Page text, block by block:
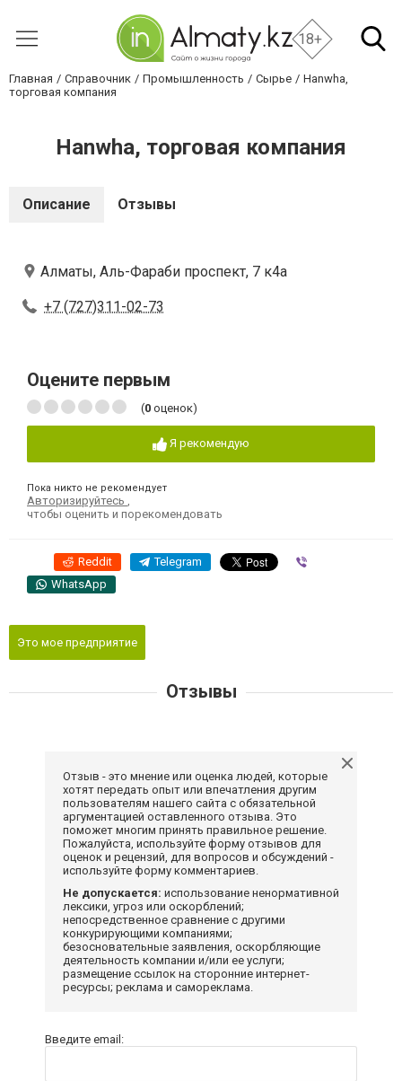
18+
Главная Справочник Промышленность Сырье
Hanwha,
торговая компания
Hanwha, торговая компания
Описание Отзывы
Алматы, Аль-Фараби проспект, 7 к4а
+7 (727)311-02-73
Оцените первым
(0 оценок)
Я рекомендую
Пока никто не рекомендует
Авторизируйтесь
чтобы оценить и порекомендовать
Reddit Telegram
WhatsApp
Это мое предприятие
Отзывы
Отзыв - это мнение или оценка людей, которые
хотят передать опыт или впечатления другим
пользователям нашего сайта с обязательной
аргументацией оставленного отзыва. Это
поможет многим принять правильное решение.
Пожалуйста, используйте форму отзывов для
оценок и рецензий, для вопросов и обсуждений -
используйте форму комментариев.
Не допускается: использование ненормативной
лексики, угроз или оскорблений;
непосредственное сравнение с другими
конкурирующими компаниями;
безосновательные заявления, оскорбляющие
деятельность компании и/или ее услуги;
размещение ссылок на сторонние интернет-
ресурсы; реклама и самореклама.
Введите email: